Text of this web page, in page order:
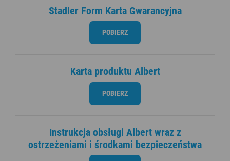
Stadler Form Karta Gwarancyjna
POBIERZ
Karta produktu Albert
POBIERZ
Instrukcja obsługi Albert wraz z
ostrzeżeniami i środkami bezpieczeństwa